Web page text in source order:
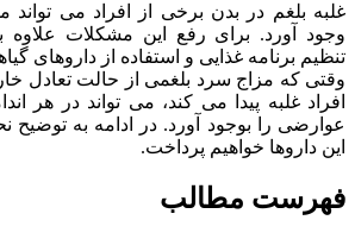
غلبه بلغم در بدن برخی از افراد می
وجود آورد. برای رفع این مشکلات علاوه
تنظیم برنامه غذایی و استفاده از داروهای
وقتی که مزاج سرد بلغمی از حالت تعادل
افراد غلبه پیدا می کند، می تواند در هر
عوارضی را بوجود آورد. در ادامه به
این داروها خواهیم پرداخت.
فهرست مطالب